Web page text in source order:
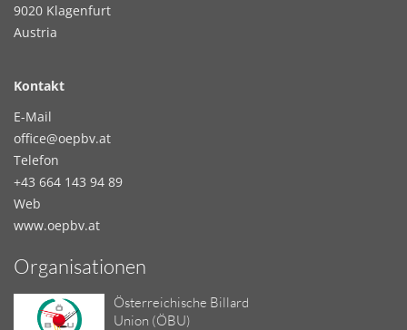
9020 Klagenfurt
Austria
Kontakt
E-Mail
office@oepbv.at
Telefon
+43 664 143 94 89
Web
www.oepbv.at
Organisationen
Österreichische Billard
Union (ÖBU)